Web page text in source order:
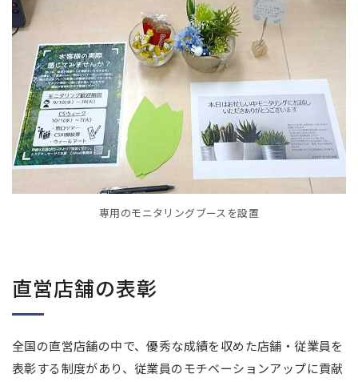
専用のモニタリングブースを設置
直営店舗の表彰
全国の直営店舗の中で、優秀な成績を収めた店舗・従業員を
表彰する制度があり、従業員のモチベーションアップに貢献